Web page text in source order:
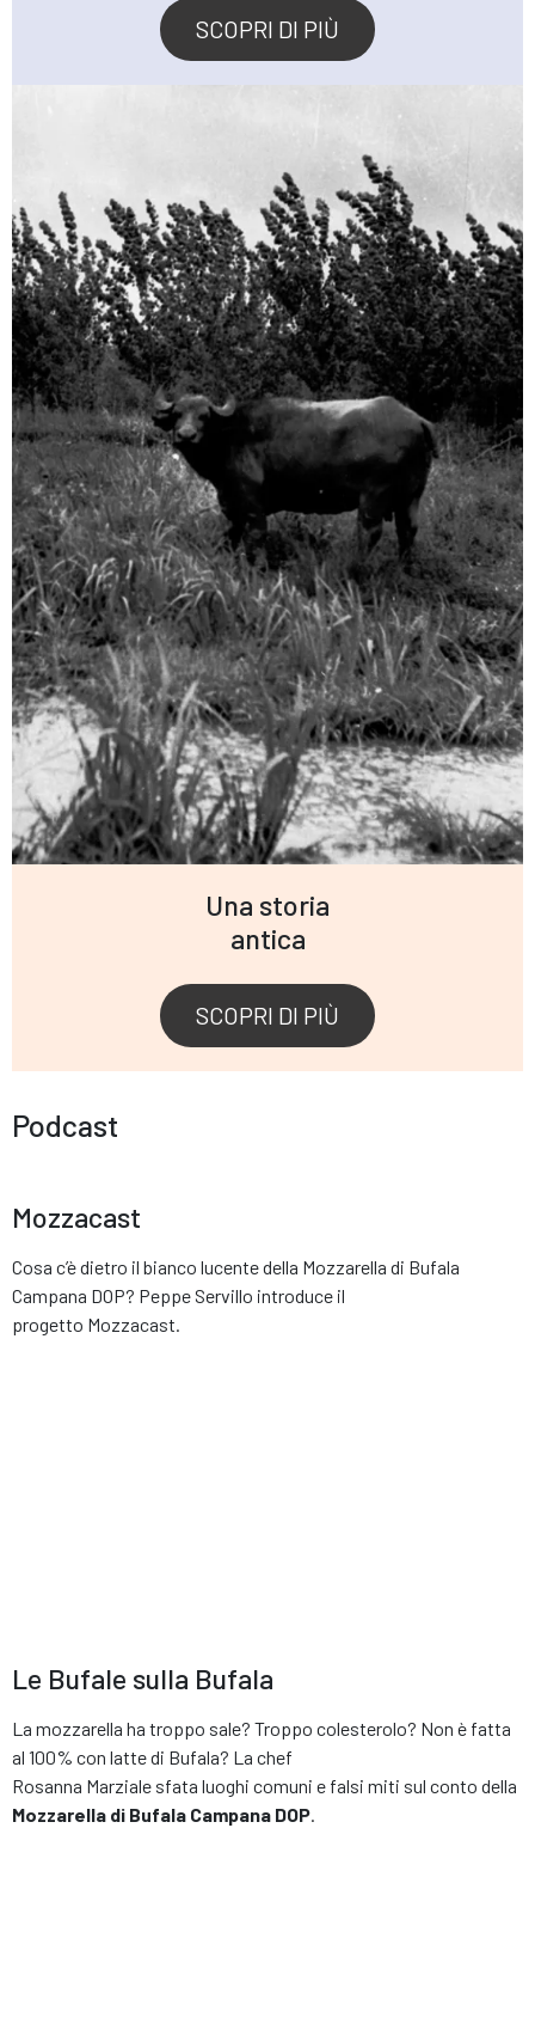
SCOPRI DI PIÙ
Una storia
antica
SCOPRI DI PIÙ
Podcast
Mozzacast
Cosa c’è dietro il bianco lucente della Mozzarella di Bufala
Campana DOP? Peppe Servillo introduce il
progetto Mozzacast.
Le Bufale sulla Bufala
La mozzarella ha troppo sale? Troppo colesterolo? Non è fatta
al 100% con latte di Bufala? La chef
Rosanna Marziale sfata luoghi comuni e falsi miti sul conto della
Mozzarella di Bufala Campana DOP